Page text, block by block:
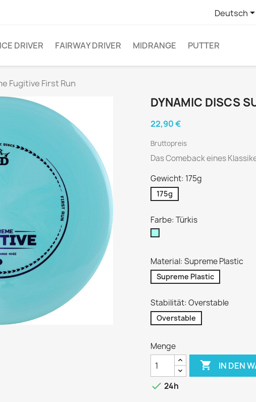
Deutsch
DRIVER FAIRWAY DRIVER MIDRANGE PUTTER
Fugitive First Run
DYNAMIC DISCS
22,90 €
Bruttopreis
Das Comeback eines
Gewicht: 175g
175g
Farbe: Türkis
Material: Supreme Plastic
Supreme Plastic
Stabilität: Overstable
Overstable
Menge
 IN DEN
 24h